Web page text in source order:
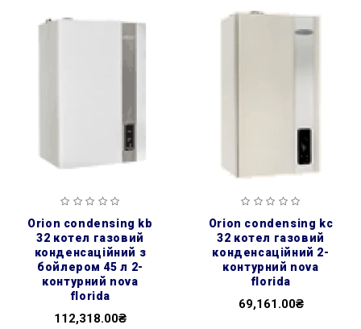
orion condensing kb
32 котел газовий
конденсаційний з
бойлером 45 л 2-
контурний nova
florida
112,318.00₴
orion condensing kc
32 котел газовий
конденсаційний 2-
контурний nova
florida
69,161.00₴